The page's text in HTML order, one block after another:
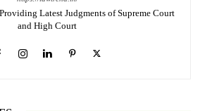
Latest Judgments of Supreme Court
and High Court